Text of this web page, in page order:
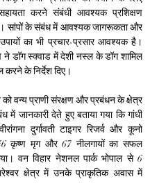
करने संबंधी आवश्यक प्रशिक्षण
सांपों के संबंध में आवश्यक जागरूकता और
का भी प्रचार-प्रसार आवश्यक है।
ने डॉग स्क्वाड में देशी नस्ल के डॉग शामिल
के निर्देश दिए।
को वन्य प्राणी संरक्षण और प्रबंधन के क्षेत्र
में जानकारी देते हुए बताया गया कि गांधी
दुर्गावती टाइगर रिजर्व और कूनो
कृष्ण मृग और 67 नीलगायों का सफल
वन विहार नेशनल पार्क भोपाल से 6
क्षेत्र में उनके प्राकृतिक अवास में